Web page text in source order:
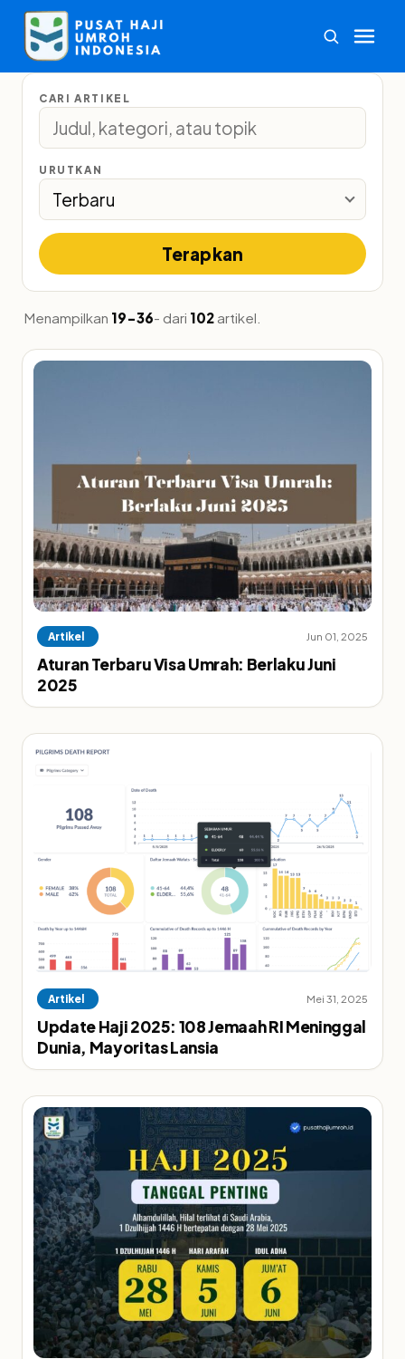
CARI ARTIKEL
URUTKAN
Terapkan
Menampilkan 19-36- dari 102 artikel.
Artikel Jun 01, 2025
Aturan Terbaru Visa Umrah: Berlaku Juni
2025
Artikel Mei 31, 2025
Update Haji 2025: 108 Jemaah RI Meninggal
Dunia, Mayoritas Lansia